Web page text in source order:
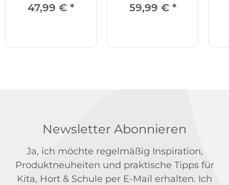
47,99 € *
tlg.
59,99 € *
Newsletter Abonnieren
Ja, ich möchte regelmäßig Inspiration,
Produktneuheiten und praktische Tipps für
Kita, Hort & Schule per E-Mail erhalten. Ich